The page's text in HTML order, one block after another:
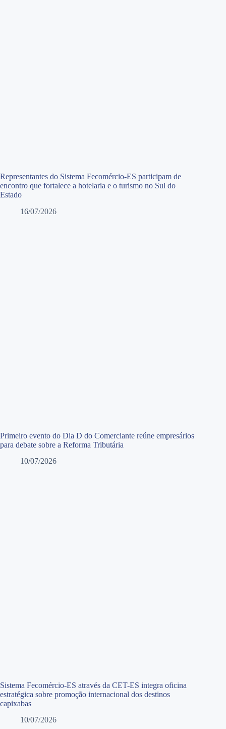
Representantes do Sistema Fecomércio-ES participam de
encontro que fortalece a hotelaria e o turismo no Sul do
Estado
16/07/2026
Primeiro evento do Dia D do Comerciante reúne empresários
para debate sobre a Reforma Tributária
10/07/2026
Sistema Fecomércio-ES através da CET-ES integra oficina
estratégica sobre promoção internacional dos destinos
capixabas
10/07/2026